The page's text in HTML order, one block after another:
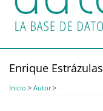
Enrique Estrázulas
Inicio > Autor>